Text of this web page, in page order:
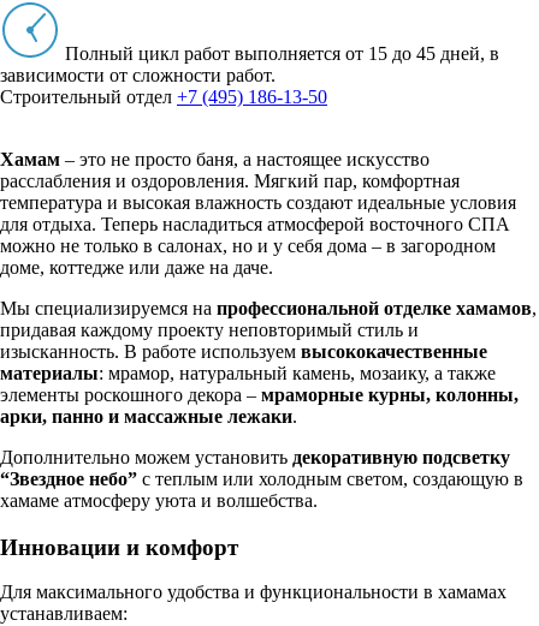
Полный цикл работ выполняется от 15 до 45 дней, в
зависимости от сложности работ.
Строительный отдел +7 (495) 186-13-50
Хамам – это не просто баня, а настоящее искусство
расслабления и оздоровления. Мягкий пар, комфортная
температура и высокая влажность создают идеальные условия
для отдыха. Теперь насладиться атмосферой восточного СПА
можно не только в салонах, но и у себя дома – в загородном
доме, коттедже или даже на даче.
Мы специализируемся на профессиональной отделке хамамов,
придавая каждому проекту неповторимый стиль и
изысканность. В работе используем высококачественные
материалы: мрамор, натуральный камень, мозаику, а также
элементы роскошного декора – мраморные курны, колонны,
арки, панно и массажные лежаки.
Дополнительно можем установить декоративную подсветку
“Звездное небо” с теплым или холодным светом, создающую в
хамаме атмосферу уюта и волшебства.
Инновации и комфорт
Для максимального удобства и функциональности в хамамах
устанавливаем: